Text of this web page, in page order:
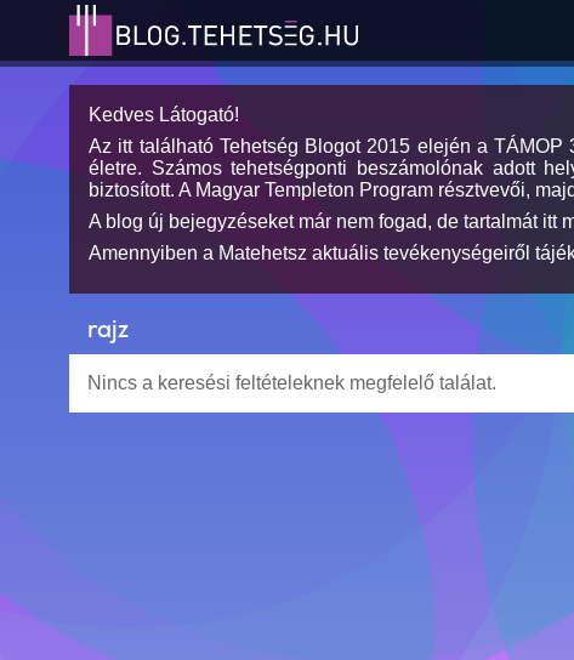
Kedves Látogató!
Az itt található Tehetség Blogot 2015 elején a TÁMOP
életre. Számos tehetségponti beszámolónak adott
biztosított. A Magyar Templeton Program résztvevői,
A blog új bejegyzéseket már nem fogad, de tartalmát itt
Amennyiben a Matehetsz aktuális tevékenységeiről
rajz
Nincs a keresési feltételeknek megfelelő találat.